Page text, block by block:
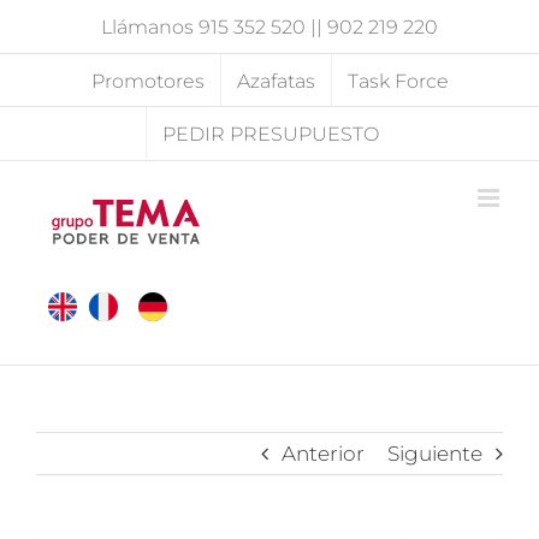
Llámanos 915 352 520 || 902 219 220
Promotores Azafatas Task Force
PEDIR PRESUPUESTO
Anterior Siguiente